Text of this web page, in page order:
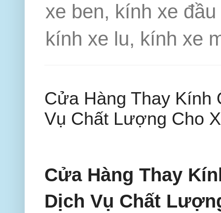
xe ben, kính xe
kính xe lu, kính xe
Cửa Hàng Thay Kính
Vụ Chất Lượng Cho
Cửa Hàng Thay
Dịch Vụ Chất